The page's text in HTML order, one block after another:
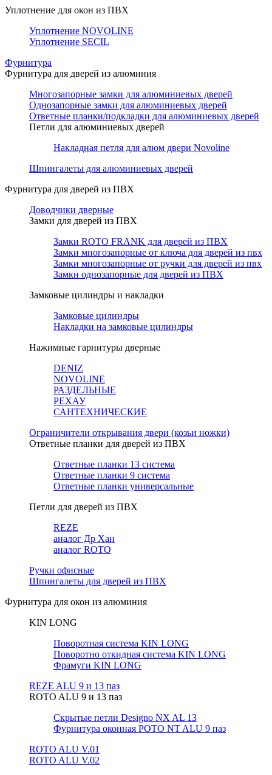
Уплотнение для окон из ПВХ
Уплотнение NOVOLINE
Уплотнение SECIL
Фурнитура
Фурнитура для дверей из алюминия
Многозапорные замки для алюминиевых дверей
Однозапорные замки для алюминиевых дверей
Ответные планки/подкладки для алюминиевых дверей
Петли для алюминиевых дверей
Накладная петля для алюм двери Novoline
Шпингалеты для алюминиевых дверей
Фурнитура для дверей из ПВХ
Доводчики дверные
Замки для дверей из ПВХ
Замки ROTO FRANK для дверей из ПВХ
Замки многозапорные от ключа для дверей из пвх
Замки многозапорные от ручки для дверей из пвх
Замки однозапорные для дверей из ПВХ
Замковые цилиндры и накладки
Замковые цилиндры
Накладки на замковые цилиндры
Нажимные гарнитуры дверные
DENIZ
NOVOLINE
РАЗДЕЛЬНЫЕ
РЕХАУ
САНТЕХНИЧЕСКИЕ
Ограничители открывания двери (козьи ножки)
Ответные планки для дверей из ПВХ
Ответные планки 13 система
Ответные планки 9 система
Ответные планки универсальные
Петли для дверей из ПВХ
REZE
аналог Др Хан
аналог ROTO
Ручки офисные
Шпингалеты для дверей из ПВХ
Фурнитура для окон из алюминия
KIN LONG
Поворотная система KIN LONG
Поворотно откидная система KIN LONG
Фрамуги KIN LONG
REZE ALU 9 и 13 паз
ROTO ALU 9 и 13 паз
Скрытые петли Designo NX AL 13
Фурнитура оконная РОТО NT ALU 9 паз
ROTO ALU V.01
ROTO ALU V.02